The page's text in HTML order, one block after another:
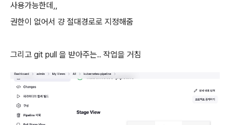
사용가능한데,,
권한이 없어서 걍 절대경로로 지정해줌
그리고 git pull 을 받아주는.. 작업을 거침